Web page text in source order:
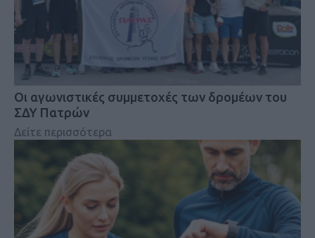
Οι αγωνιστικές συμμετοχές των δρομέων του
ΣΔΥ Πατρών
Δείτε περισσότερα